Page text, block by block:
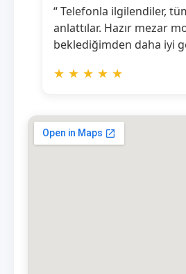
“ Telefonla ilgilendiler,
anlattılar. Hazır mezar
beklediğimden daha iyi
★ ★ ★ ★ ★